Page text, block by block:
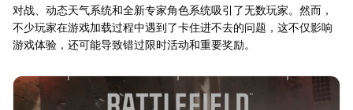
对战、动态天气系统和全新专家角色系统吸引了无数玩家。然而，
不少玩家在游戏加载过程中遇到了卡住进不去的问题，这不仅影响
游戏体验，还可能导致错过限时活动和重要奖励。